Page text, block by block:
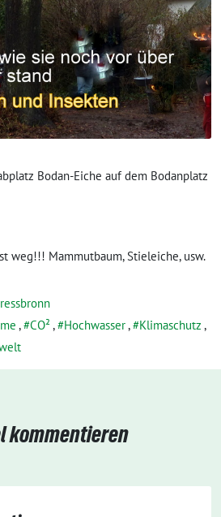
Bodan-Eiche auf dem Bodanplatz
weg!!! Mammutbaum, Stieleiche, usw.
, CO² , Hochwasser, Klimaschutz ,
kommentieren